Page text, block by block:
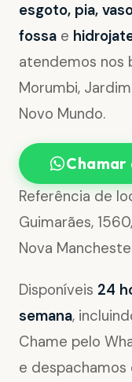
esgoto, pia,
fossa e
atendemos nos
Morumbi,
Novo Mundo.
Referência de
Guimarães,
Nova
Disponíveis 24
semana,
Chame pelo
e despachamos